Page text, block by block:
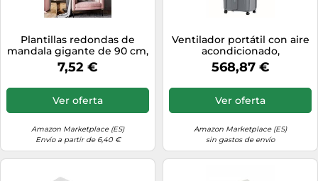
Plantillas redondas de
mandala gigante de 90 cm,
para decorar paredes,
decoración de pintura,
yeso, ladrillo,
refrigeradores, patrones de
grande
7,52 €
Ver oferta
Amazon Marketplace (ES)
Envío a partir de 6,40 €
Ventilador portátil con aire
acondicionado,
Refrigerador portátil Evap,
80-90cm, 3 velocidades,
manguera, tanque
grande(Remote Control
568,87 €
Ver oferta
Amazon Marketplace (ES)
sin gastos de envío